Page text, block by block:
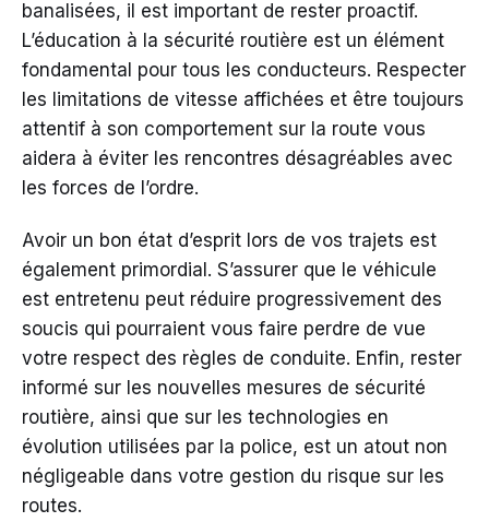
banalisées, il est important de rester proactif.
L’éducation à la sécurité routière est un élément
fondamental pour tous les conducteurs. Respecter
les limitations de vitesse affichées et être toujours
attentif à son comportement sur la route vous
aidera à éviter les rencontres désagréables avec
les forces de l’ordre.
Avoir un bon état d’esprit lors de vos trajets est
également primordial. S’assurer que le véhicule
est entretenu peut réduire progressivement des
soucis qui pourraient vous faire perdre de vue
votre respect des règles de conduite. Enfin, rester
informé sur les nouvelles mesures de sécurité
routière, ainsi que sur les technologies en
évolution utilisées par la police, est un atout non
négligeable dans votre gestion du risque sur les
routes.